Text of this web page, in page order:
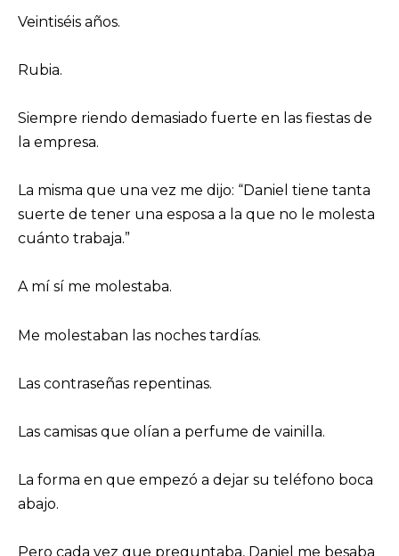
Veintiséis años.
Rubia.
Siempre riendo demasiado fuerte en las fiestas de
la empresa.
La misma que una vez me dijo: “Daniel tiene tanta
suerte de tener una esposa a la que no le molesta
cuánto trabaja.”
A mí sí me molestaba.
Me molestaban las noches tardías.
Las contraseñas repentinas.
Las camisas que olían a perfume de vainilla.
La forma en que empezó a dejar su teléfono boca
abajo.
Pero cada vez que preguntaba, Daniel me besaba